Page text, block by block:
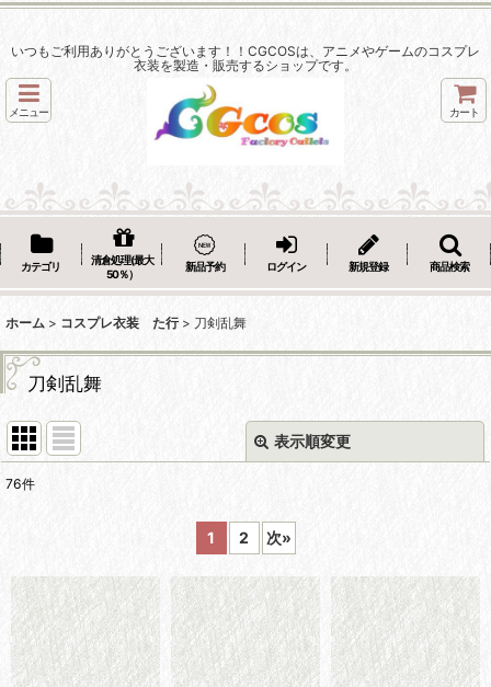
いつもご利用ありがとうございます！！CGCOSは、アニメやゲームのコスプレ
衣装を製造・販売するショップです。
メニュー カート
カテゴリ
清倉処理(最大
50％）
新品予約 ログイン 新規登録 商品検索
ホーム > コスプレ衣装 た行 > 刀剣乱舞
刀剣乱舞
表示順変更
絞り込む
76件
1 2 次»